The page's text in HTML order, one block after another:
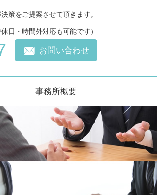
策をご提案させて頂きます。
日・時間外対応も可能です）
お問い合わせ
事務所概要